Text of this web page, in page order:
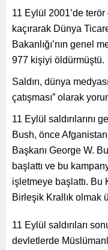
11 Eylül 2001’de
kaçırarak Dünya
Bakanlığı’nın genel
977 kişiyi öldürmüştü.
Saldırı, dünya
çatışması” olarak
11 Eylül saldırılarını
Bush, önce
Başkanı George W.
başlattı ve bu
işletmeye başlattı. Bu
Birleşik Krallık olmak
11 Eylül saldırıları
devletlerde